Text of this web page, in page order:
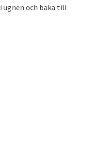
ugnen och baka till